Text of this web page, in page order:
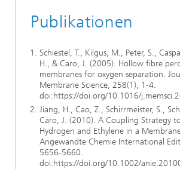
Publikationen
Schiestel, T., Kilgus, M., Peter, S.,
H., & Caro, J. (2005). Hollow fibre
membranes for oxygen separation.
Membrane Science, 258(1), 1-4.
doi:https://doi.org/10.1016/
Jiang, H., Cao, Z., Schirrmeister, S.,
Caro, J. (2010). A Coupling Strategy
Hydrogen and Ethylene in a
Angewandte Chemie International
5656-5660.
doi:https://doi.org/10.1002/